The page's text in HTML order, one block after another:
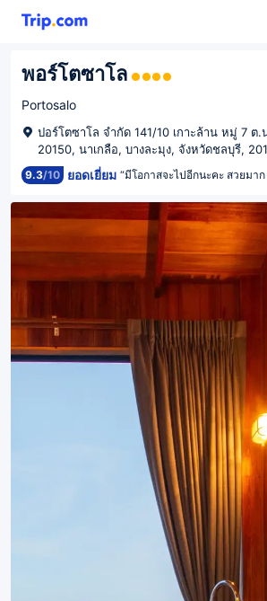
พอร์โตซาโล
Portosalo
ปอร์โตซาโล จำกัด 141/10 เกาะล้าน หมู่ 7 ต.
20150, นาเกลือ, บางละมุง, จังหวัดชลบุรี,
9.3/10 ยอดเยี่ยม